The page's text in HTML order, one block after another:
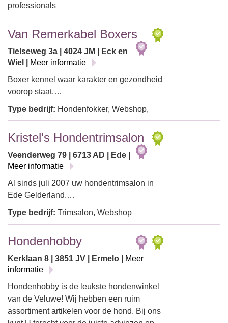
professionals
Van Remerkabel Boxers
Tielseweg 3a | 4024 JM | Eck en
Wiel |
Meer informatie
Boxer kennel waar karakter en gezondheid
voorop staat.…
Type bedrijf: Hondenfokker, Webshop,
Kristel's Hondentrimsalon
Veenderweg 79 | 6713 AD | Ede |
Meer informatie
Al sinds juli 2007 uw hondentrimsalon in
Ede Gelderland.…
Type bedrijf: Trimsalon, Webshop
Hondenhobby
Kerklaan 8 | 3851 JV | Ermelo |
Meer
informatie
Hondenhobby is de leukste hondenwinkel
van de Veluwe! Wij hebben een ruim
assortiment artikelen voor de hond. Bij ons